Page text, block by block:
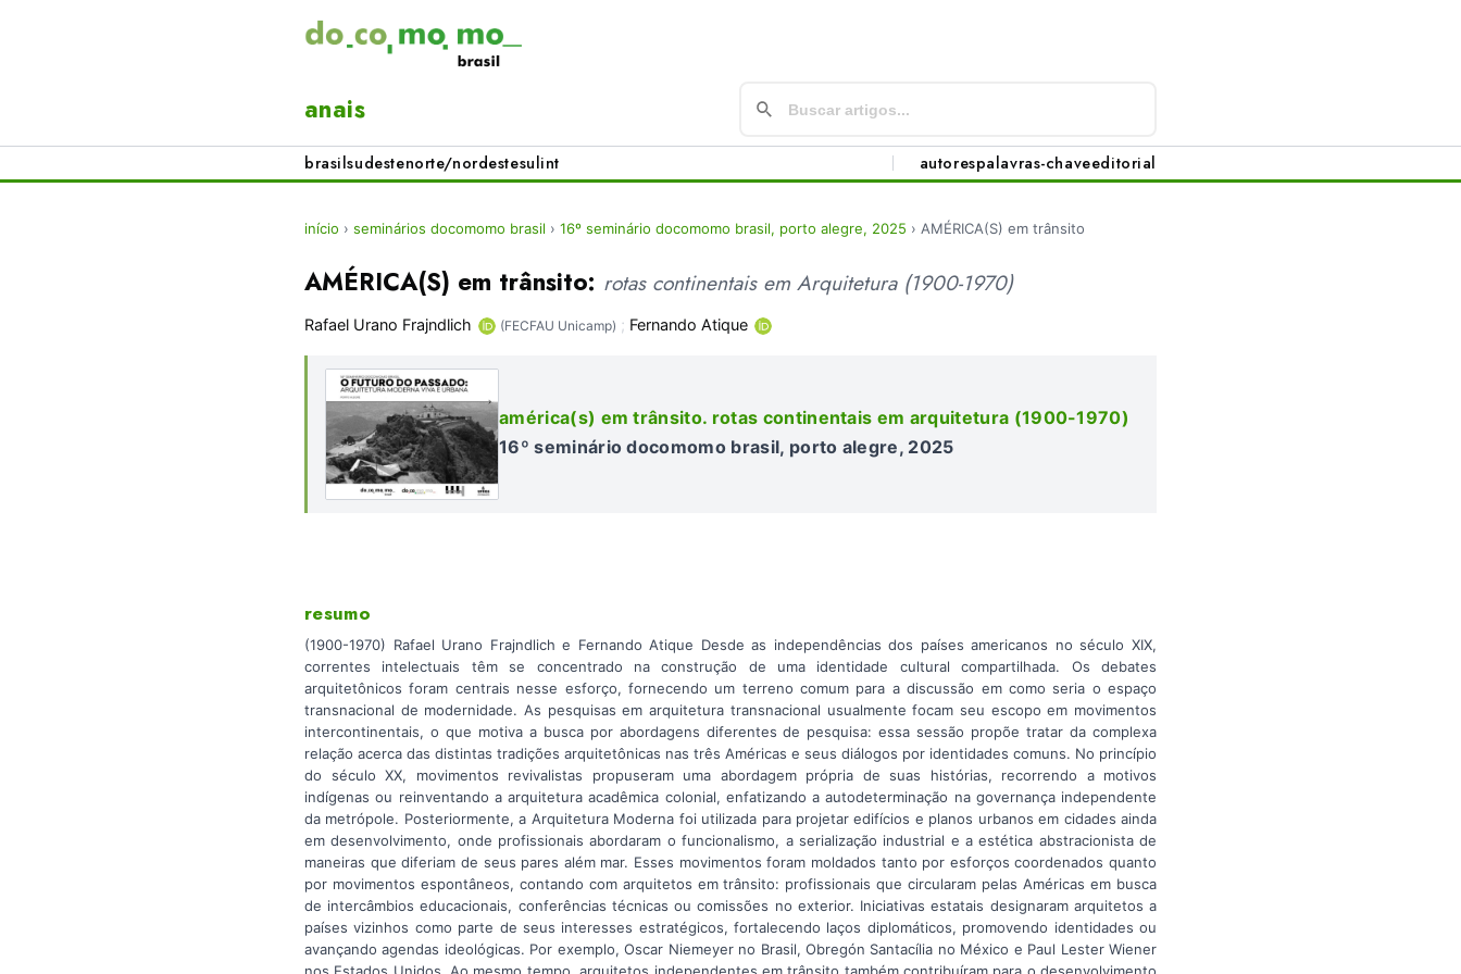
anais
brasilsudestenorte/nordestesulint autorespalavras-chaveeditorial
início › seminários docomomo brasil › 16º seminário docomomo brasil, porto alegre, 2025 › AMÉRICA(S) em trânsito
AMÉRICA(S) em trânsito: rotas continentais em Arquitetura (1900-1970)
Rafael Urano Frajndlich (FECFAU Unicamp) ; Fernando Atique
américa(s) em trânsito. rotas continentais em arquitetura (1900-1970)
16º seminário docomomo brasil, porto alegre, 2025
resumo
(1900-1970) Rafael Urano Frajndlich e Fernando Atique Desde as independências dos países americanos no século XIX,
correntes intelectuais têm se concentrado na construção de uma identidade cultural compartilhada. Os debates
arquitetônicos foram centrais nesse esforço, fornecendo um terreno comum para a discussão em como seria o espaço
transnacional de modernidade. As pesquisas em arquitetura transnacional usualmente focam seu escopo em movimentos
intercontinentais, o que motiva a busca por abordagens diferentes de pesquisa: essa sessão propõe tratar da complexa
relação acerca das distintas tradições arquitetônicas nas três Américas e seus diálogos por identidades comuns. No princípio
do século XX, movimentos revivalistas propuseram uma abordagem própria de suas histórias, recorrendo a motivos
indígenas ou reinventando a arquitetura acadêmica colonial, enfatizando a autodeterminação na governança independente
da metrópole. Posteriormente, a Arquitetura Moderna foi utilizada para projetar edifícios e planos urbanos em cidades ainda
em desenvolvimento, onde profissionais abordaram o funcionalismo, a serialização industrial e a estética abstracionista de
maneiras que diferiam de seus pares além mar. Esses movimentos foram moldados tanto por esforços coordenados quanto
por movimentos espontâneos, contando com arquitetos em trânsito: profissionais que circularam pelas Américas em busca
de intercâmbios educacionais, conferências técnicas ou comissões no exterior. Iniciativas estatais designaram arquitetos a
países vizinhos como parte de seus interesses estratégicos, fortalecendo laços diplomáticos, promovendo identidades ou
avançando agendas ideológicas. Por exemplo, Oscar Niemeyer no Brasil, Obregón Santacília no México e Paul Lester Wiener